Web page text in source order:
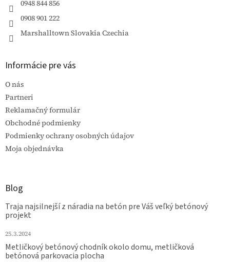
0948 844 856
0908 901 222
Marshalltown Slovakia Czechia
Informácie pre vás
O nás
Partneri
Reklamačný formulár
Obchodné podmienky
Podmienky ochrany osobných údajov
Moja objednávka
Blog
Traja najsilnejší z náradia na betón pre Váš veľký betónový
projekt
25.3.2024
Metličkový betónový chodník okolo domu, metličková
betónová parkovacia plocha